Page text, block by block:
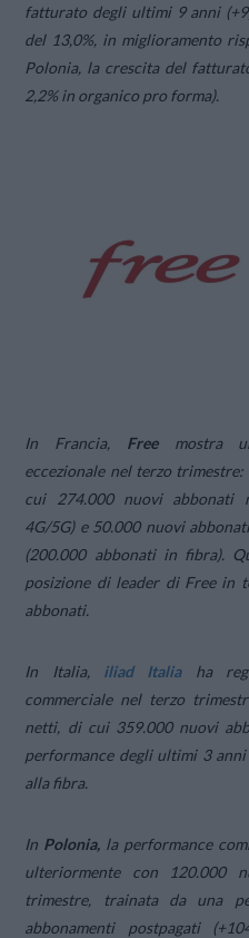
fatturato degli ultimi 9 anni
del 13,0%, in miglioramento
Polonia, la crescita del
2,2% in organico pro forma).
In Francia, Freemostra
eccezionale nel terzo
cui 274.000 nuovi abbonati
4G/5G) e 50.000 nuovi
(200.000 abbonati in fibra).
posizione di leader di Free in
abbonati.
In Italia, iliad Italiaha
commerciale nel terzo
netti, di cui 359.000 nuovi
performance degli ultimi 3
alla fibra.
In Polonia, la performance
ulteriormente con 120.000
trimestre, trainata da una
abbonamenti postpagati